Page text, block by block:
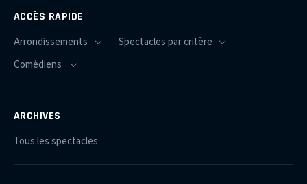
ACCÈS RAPIDE
ARCHIVES
Tous les spectacles